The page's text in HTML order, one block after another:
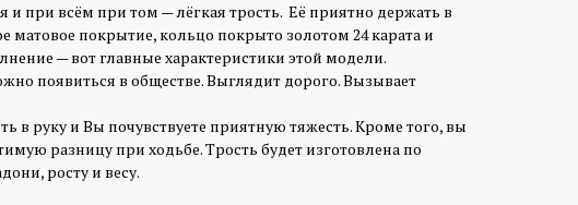
и при всём при том — лёгкая трость. Её приятно держать в
матовое покрытие, кольцо покрыто золотом 24 карата и
— вот главные характеристики этой модели.
появиться в обществе. Выглядит дорого. Вызывает
в руку и Вы почувствуете приятную тяжесть. Кроме того, вы
разницу при ходьбе. Трость будет изготовлена по
росту и весу.